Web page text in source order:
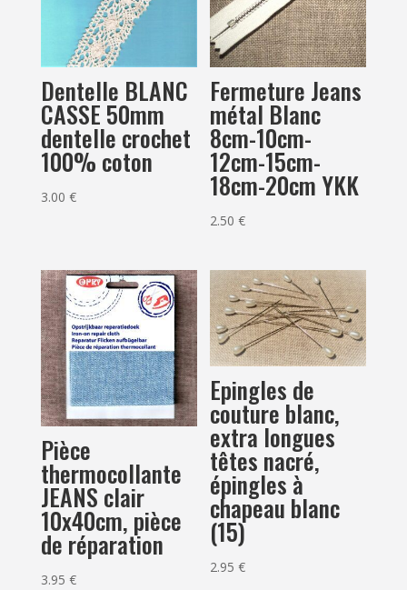
Dentelle BLANC
CASSE 50mm
dentelle crochet
100% coton
3.00 €
Fermeture Jeans
métal Blanc
8cm-10cm-
12cm-15cm-
18cm-20cm YKK
2.50€
Pièce
thermocollante
JEANS clair
10x40cm, pièce
de réparation
3.95 €
Epingles de
couture blanc,
extra longues
têtes nacré,
épingles à
chapeau blanc
(15)
2.95€